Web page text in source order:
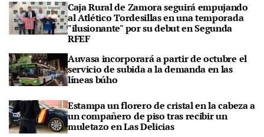
Caja Rural de Zamora seguirá empujando
al Atlético Tordesillas en una temporada
"ilusionante" por su debut en Segunda
RFEF
Auvasa incorporará a partir de octubre el
servicio de subida a la demanda en las
líneas búho
Estampa un florero de cristal en la cabeza a
un compañero de piso tras recibir un
muletazo en Las Delicias